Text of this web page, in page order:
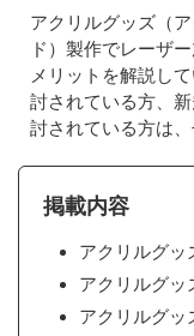
アクリルグッズ（
ド）製作でレーザ
メリットを解説し
討されている方、
討されている方は
掲載内容
アクリルグッ
アクリルグッ
アクリルグッ